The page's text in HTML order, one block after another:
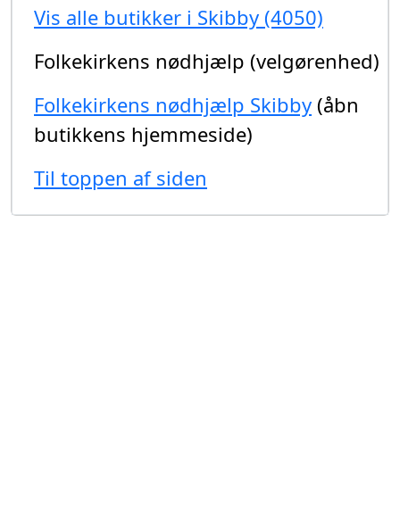
Vis alle butikker i Skibby (4050)
Folkekirkens nødhjælp (velgørenhed)
Folkekirkens nødhjælp Skibby (åbn
butikkens hjemmeside)
Til toppen af siden